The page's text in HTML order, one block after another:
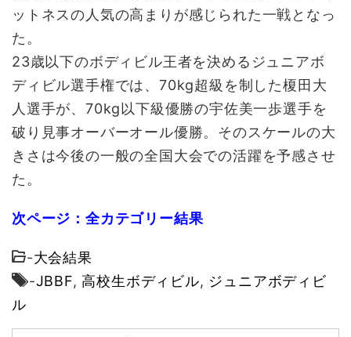
ットネスの人気の高まりが感じられた一戦となっ
た。
23歳以下のボディビル王者を決めるジュニアボ
ディビル選手権では、70kg超級を制した榎田大
人選手が、70kg以下級優勝の宇佐美一歩選手を
破り見事オーバーオール優勝。そのスケールの大
きさは今後の一般の全国大会での活躍を予感させ
た。
次ページ：全カテゴリー結果
-大会結果
-JBBF,高校生ボディビル, ジュニアボディビ
ル